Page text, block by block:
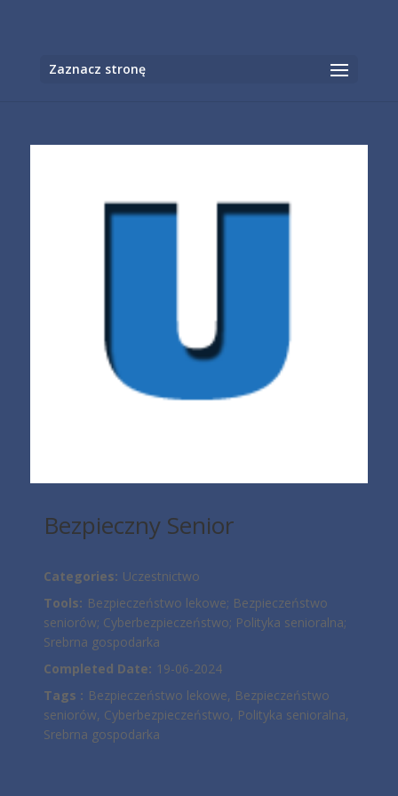
Otwórz
Zaznacz stronę
Bezpieczny Senior
Categories: Uczestnictwo
Tools: Bezpieczeństwo lekowe; Bezpieczeństwo
seniorów; Cyberbezpieczeństwo; Polityka senioralna;
Srebrna gospodarka
Completed Date: 19-06-2024
Tags : Bezpieczeństwo lekowe, Bezpieczeństwo
seniorów, Cyberbezpieczeństwo, Polityka senioralna,
Srebrna gospodarka